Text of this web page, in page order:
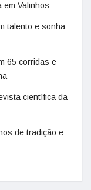
em Valinhos
talento e sonha
65 corridas e
científica da
de tradição e